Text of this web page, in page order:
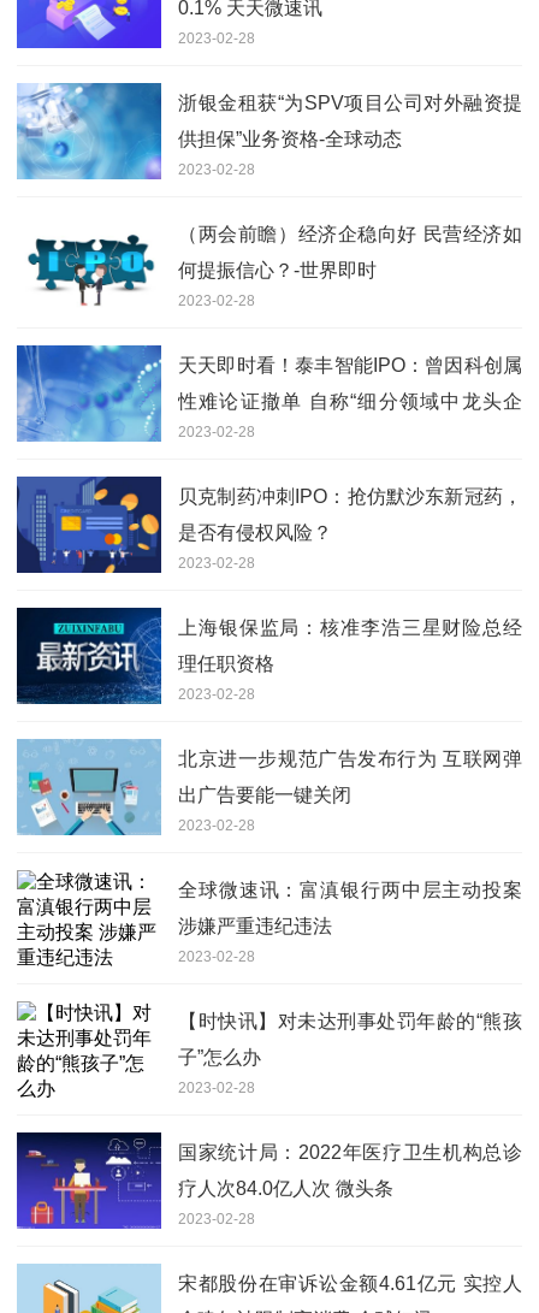
0.1% 天天微速讯
2023-02-28
浙银金租获“为SPV项目公司对外融资提
供担保”业务资格-全球动态
2023-02-28
（两会前瞻）经济企稳向好 民营经济如
何提振信心？-世界即时
2023-02-28
天天即时看！泰丰智能IPO：曾因科创属
性难论证撤单 自称“细分领域中龙头企
业”准确性引问询
2023-02-28
贝克制药冲刺IPO：抢仿默沙东新冠药，
是否有侵权风险？
2023-02-28
上海银保监局：核准李浩三星财险总经
理任职资格
2023-02-28
北京进一步规范广告发布行为 互联网弹
出广告要能一键关闭
2023-02-28
全球微速讯：富滇银行两中层主动投案
涉嫌严重违纪违法
2023-02-28
【时快讯】对未达刑事处罚年龄的“熊孩
子”怎么办
2023-02-28
国家统计局：2022年医疗卫生机构总诊
疗人次84.0亿人次 微头条
2023-02-28
宋都股份在审诉讼金额4.61亿元 实控人